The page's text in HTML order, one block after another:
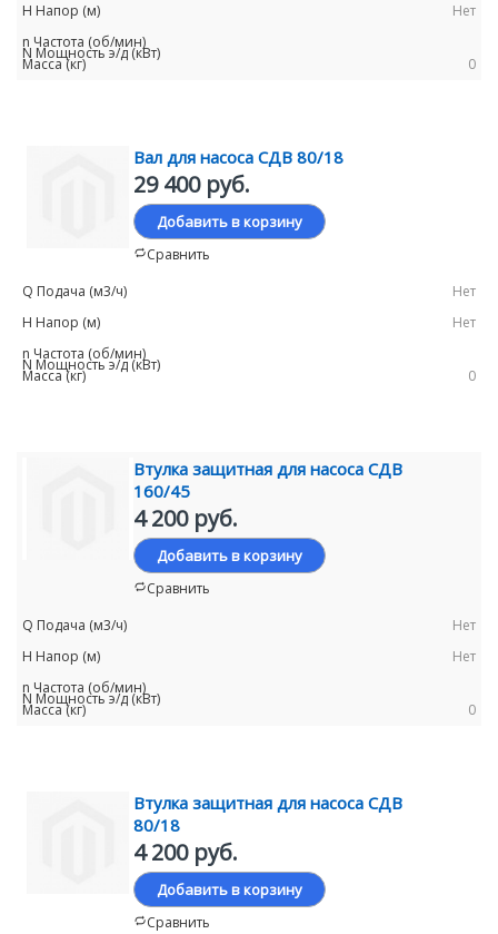
Нет
0
Вал для насоса СДВ 80/18
29 400 руб.
Добавить в корзину
Сравнить
Нет
Нет
0
Втулка защитная для насоса СДВ
160/45
4 200 руб.
Добавить в корзину
Сравнить
Нет
Нет
0
Втулка защитная для насоса СДВ
80/18
4 200 руб.
Добавить в корзину
Сравнить